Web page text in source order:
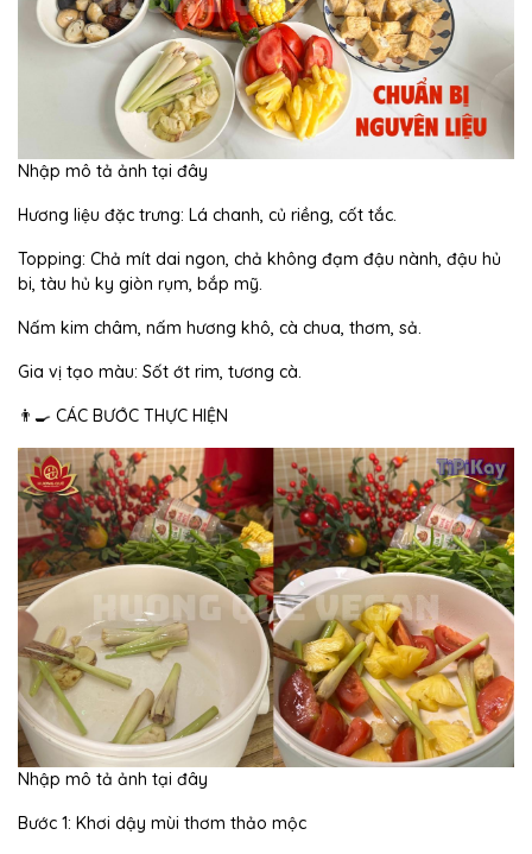
Nhập mô tả ảnh tại đây
Hương liệu đặc trưng: Lá chanh, củ riềng, cốt tắc.
Topping: Chả mít dai ngon, chả không đạm đậu nành, đậu hủ
bi, tàu hủ ky giòn rụm, bắp mỹ.
Nấm kim châm, nấm hương khô, cà chua, thơm, sả.
Gia vị tạo màu: Sốt ớt rim, tương cà.
👨‍🍳 CÁC BƯỚC THỰC HIỆN
Nhập mô tả ảnh tại đây
Bước 1: Khơi dậy mùi thơm thảo mộc